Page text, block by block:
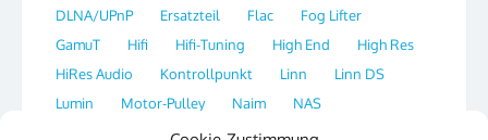
DLNA/UPnP
Ersatzteil Flac
Fog Lifter
GamuT
Hifi Hifi-Tuning High End
High Res
HiRes Audio
Kontrollpunkt Linn
Linn DS
Lumin
Motor-Pulley Naim
NAS
Network Streamer
OS X Plattenspieler